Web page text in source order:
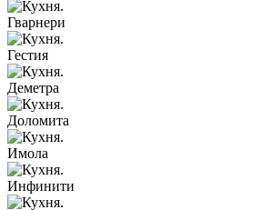
Гварнери
Гестия
Деметра
Доломита
Имола
Инфинити